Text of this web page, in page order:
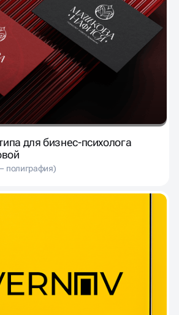
для бизнес-психолога
полиграфия)